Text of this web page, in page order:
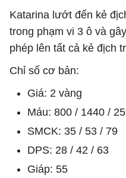
Katarina lướt đến kẻ
trong phạm vi 3 ô và
phép lên tất cả kẻ địch
Chỉ số cơ bản:
Giá: 2 vàng
Máu: 800 / 1440 /
SMCK: 35 / 53 / 79
DPS: 28 / 42 / 63
Giáp: 55